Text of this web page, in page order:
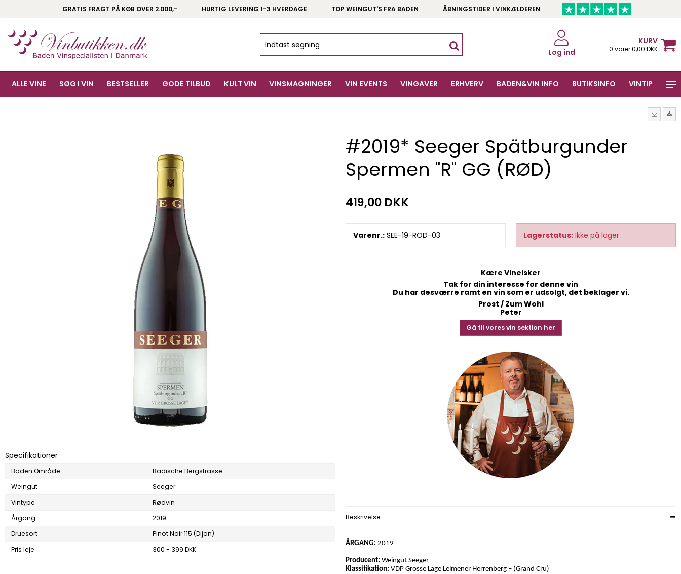
GRATIS FRAGT PÅ KØB OVER 2.000,- HURTIG LEVERING 1-3 HVERDAGE TOP WEINGUT'S FRA BADEN ÅBNINGSTIDER I VINKÆLDEREN
Log ind
KURV
0 varer 0,00 DKK
ALLE VINE SØG I VIN BESTSELLER GODE TILBUD KULT VIN VINSMAGNINGER VIN EVENTS VINGAVER ERHVERV BADEN&VIN INFO BUTIKSINFO VINTIP
Specifikationer
Baden Område
Badische Bergstrasse
Weingut
Seeger
Vintype
Rødvin
Årgang
2019
Druesort
Pinot Noir 115 (Dijon)
Pris leje
300 - 399 DKK
#2019* Seeger Spätburgunder
Spermen "R" GG (RØD)
419,00 DKK
Varenr.: SEE-19-ROD-03 Lagerstatus: Ikke på lager
Kære Vinelsker
Tak for din interesse for denne vin
Du har desværre ramt en vin som er udsolgt, det beklager vi.
Prost / Zum Wohl
Peter
Gå til vores vin sektion her
Beskrivelse
ÅRGANG: 2019
Producent: Weingut Seeger
Klassifikation: VDP Grosse Lage Leimener Herrenberg – (Grand Cru)